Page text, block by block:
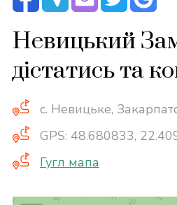
Невицький
дістатись та
с. Невицьке,
GPS: 48.680833,
Гугл мапа